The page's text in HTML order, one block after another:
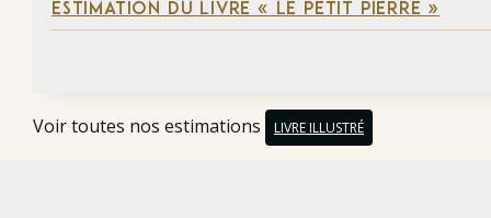
ESTIMATION DU LIVRE « LE PETIT PIERRE »
Voir toutes nos estimations LIVRE ILLUSTRÉ